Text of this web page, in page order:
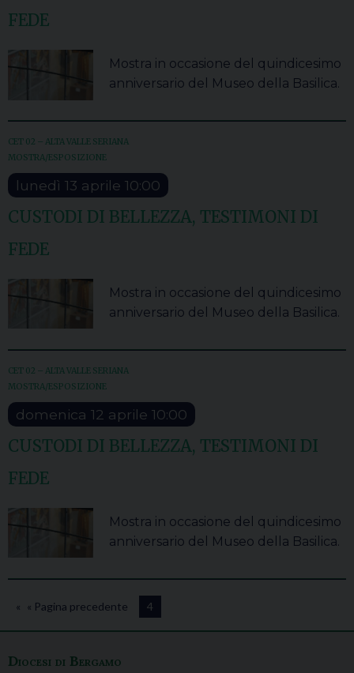
FEDE
Mostra in occasione del quindicesimo
anniversario del Museo della Basilica.
CET 02 – ALTA VALLE SERIANA
MOSTRA/ESPOSIZIONE
lunedì 13 aprile 10:00
CUSTODI DI BELLEZZA, TESTIMONI DI
FEDE
Mostra in occasione del quindicesimo
anniversario del Museo della Basilica.
CET 02 – ALTA VALLE SERIANA
MOSTRA/ESPOSIZIONE
domenica 12 aprile 10:00
CUSTODI DI BELLEZZA, TESTIMONI DI
FEDE
Mostra in occasione del quindicesimo
anniversario del Museo della Basilica.
« Pagina precedente 4
Diocesi di Bergamo